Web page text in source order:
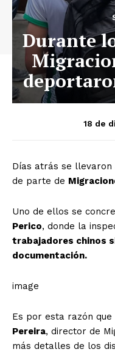
Durante
18 de
Días atrás se
de parte de
Uno de ellos se
Perico, donde la
trabajadores chinos
documentación.
image
Es por esta razón que
Pereira, director de
más detalles de los